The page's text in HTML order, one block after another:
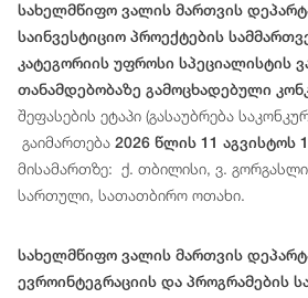
სახელმწიფო ვალის მართვის
საინვესტიციო პროექტების
კატეგორიის უფროსი სპეციალისტის
თანამდებობაზე გამოცხადებული
შეფასების ეტაპი (გასაუბრება
გაიმართება 2026 წლის 11 აგვისტოს
მისამართზე: ქ. თბილისი, ვ.
სართული, სათათბირო ოთახი.
სახელმწიფო ვალის მართვის
ევროინტეგრაციის და პროგრამების